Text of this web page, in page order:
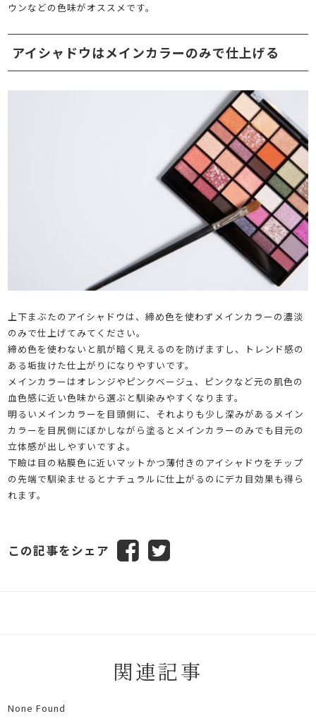
ウンなどの色味がオススメです。
アイシャドウはメインカラーのみで仕上げる
上下まぶたのアイシャドウは、締め色を使わずメインカラーの濃淡
のみで仕上げてみてください。
締め色を使わないと肌が暗く見えるのを防げますし、トレンド感の
ある垢抜けた仕上がりになりやすいです。
メインカラーはオレンジやピンクベージュ、ピンクなど元の肌色の
血色感に近い色味から選ぶと馴染みやすくなります。
明るいメインカラーを目頭側に、それよりも少し深みがあるメイン
カラーを目尻側にぼかしながら塗るとメインカラーのみでも目元の
立体感が出しやすいですよ。
下瞼は目の粘膜色に近いマットかつ薄付きのアイシャドウをチップ
の先端で馴染ませるとナチュラルに仕上がるのにデカ目効果も得ら
れます。
この記事をシェア
関連記事
None Found